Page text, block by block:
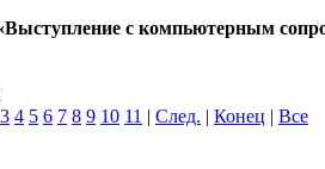
с компьютерным
3 4 5 6 7 8 9 10 11 | След. | Конец | Все